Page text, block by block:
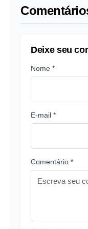
Deixe seu
Nome *
E-mail *
Comentário *